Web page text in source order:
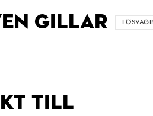
GILLAR
TILL